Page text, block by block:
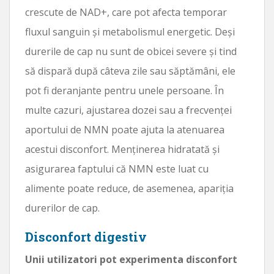
crescute de NAD+, care pot afecta temporar
fluxul sanguin și metabolismul energetic. Deși
durerile de cap nu sunt de obicei severe și tind
să dispară după câteva zile sau săptămâni, ele
pot fi deranjante pentru unele persoane. În
multe cazuri, ajustarea dozei sau a frecvenței
aportului de NMN poate ajuta la atenuarea
acestui disconfort. Menținerea hidratată și
asigurarea faptului că NMN este luat cu
alimente poate reduce, de asemenea, apariția
durerilor de cap.
Disconfort digestiv
Unii utilizatori pot experimenta disconfort